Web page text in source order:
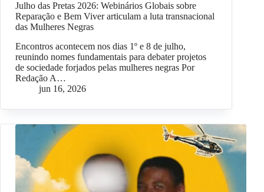
Julho das Pretas 2026: Webinários Globais sobre
Reparação e Bem Viver articulam a luta transnacional
das Mulheres Negras
Encontros acontecem nos dias 1º e 8 de julho,
reunindo nomes fundamentais para debater projetos
de sociedade forjados pelas mulheres negras Por
Redação A…
jun 16, 2026